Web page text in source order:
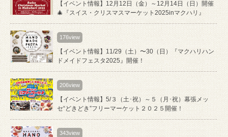
【イベント情報】12月12日（金）～12月14日（日）開催
🎄『スイス・クリスマスマーケット2025inマクハリ』
176view
【イベント情報】11/29（土）〜30（日）『マクハリハン
ドメイドフェスタ2025』開催！
206view
【イベント情報】5/３（土･祝）～５（月･祝）幕張メッ
セ“どきどき”フリーマーケット２０２５開催！
343view